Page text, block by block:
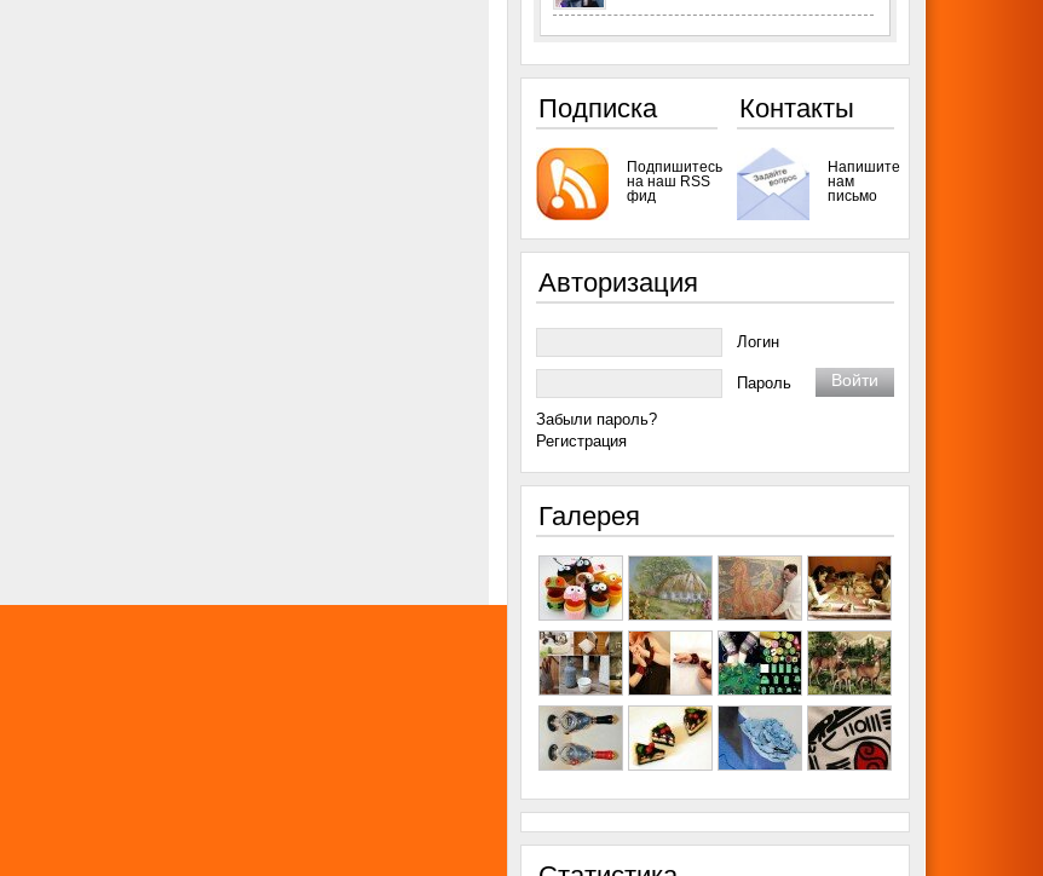
Подписка
Подпишитесь
на наш RSS
фид
Контакты
Напишите
нам
письмо
Авторизация
Логин
Пароль
Забыли пароль?
Регистрация
Галерея